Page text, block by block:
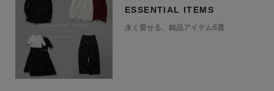
ESSENTIAL ITEMS
永く愛せる、銘品アイテム6選